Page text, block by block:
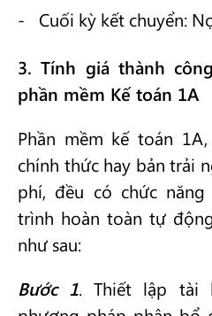
Cuối kỳ kết chuyển:
3. Tính giá thành
phần mềm Kế toán 1A
Phần mềm kế toán
chính thức hay bản trải
phí, đều có chức
trình hoàn toàn tự
như sau:
Bước 1. Thiết lập tài